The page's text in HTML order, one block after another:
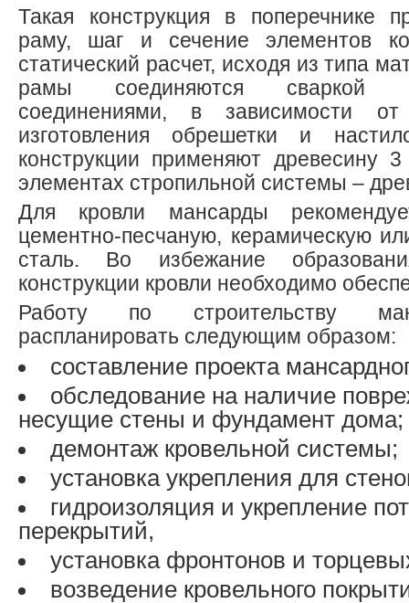
Такая конструкция в поперечнике
раму, шаг и сечение элементов
статический расчет, исходя из типа
рамы соединяются сваркой
соединениями, в зависимости
изготовления обрешетки и
конструкции применяют древесину
элементах стропильной системы –
Для кровли мансарды
цементно-песчаную, керамическую
сталь. Во избежание
конструкции кровли необходимо
Работу по строительству
распланировать следующим образом:
составление проекта
обследование на наличие
несущие стены и фундамент дома;
демонтаж кровельной системы;
установка укрепления для
гидроизоляция и укрепление
перекрытий,
установка фронтонов и
возведение кровельного